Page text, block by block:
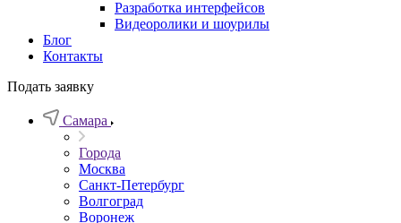
Разработка интерфейсов
Видеоролики и шоурилы
Блог
Контакты
Подать заявку
Самара
Города
Москва
Санкт-Петербург
Волгоград
Воронеж